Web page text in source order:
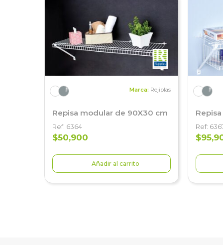
Marca: Rejiplas
Repisa modular de 90X30 cm
Ref: 6364
$50,900
Añadir al carrito
Ref: